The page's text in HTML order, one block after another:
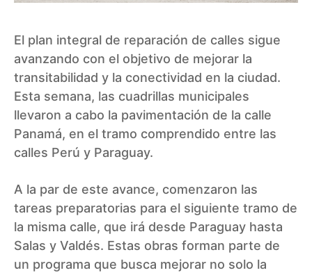
El plan integral de reparación de calles sigue
avanzando con el objetivo de mejorar la
transitabilidad y la conectividad en la ciudad.
Esta semana, las cuadrillas municipales
llevaron a cabo la pavimentación de la calle
Panamá, en el tramo comprendido entre las
calles Perú y Paraguay.
A la par de este avance, comenzaron las
tareas preparatorias para el siguiente tramo de
la misma calle, que irá desde Paraguay hasta
Salas y Valdés. Estas obras forman parte de
un programa que busca mejorar no solo la